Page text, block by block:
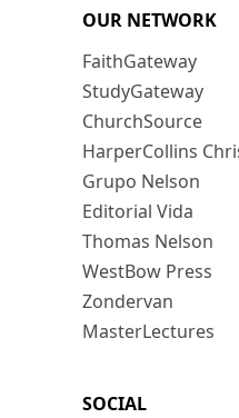
OUR NETWORK
FaithGateway
StudyGateway
ChurchSource
HarperCollins
Grupo Nelson
Editorial Vida
Thomas Nelson
WestBow Press
Zondervan
MasterLectures
SOCIAL